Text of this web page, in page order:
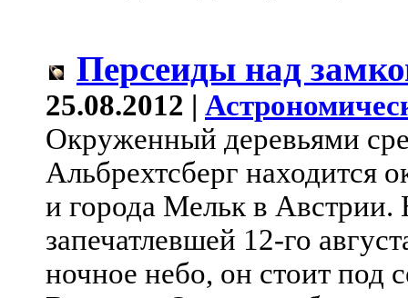
Персеиды над
25.08.2012 |
Окруженный деревьями
Альбрехтсберг находится
и города Мельк в Австрии.
запечатлевшей 12-го
ночное небо, он стоит под